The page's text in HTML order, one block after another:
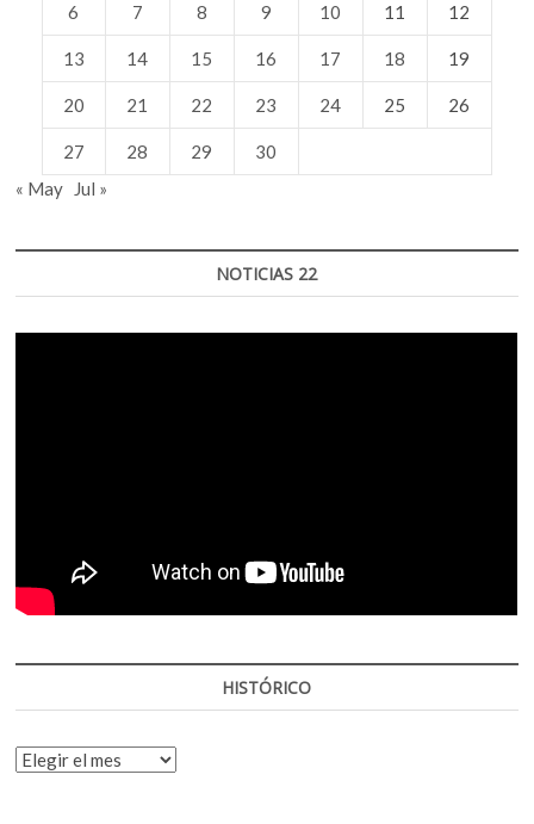
6 7 8 9 10 11 12
13 14 15 16 17 18 19
20 21 22 23 24 25 26
27 28 29
30
« May
Jul »
NOTICIAS 22
HISTÓRICO
HISTÓRICO